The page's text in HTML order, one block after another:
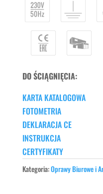
DO ŚCIĄGNIĘCIA:
KARTA KATALOGOWA
FOTOMETRIA
DEKLARACJA CE
INSTRUKCJA
CERTYFIKATY
Kategoria:Oprawy Biurowe i